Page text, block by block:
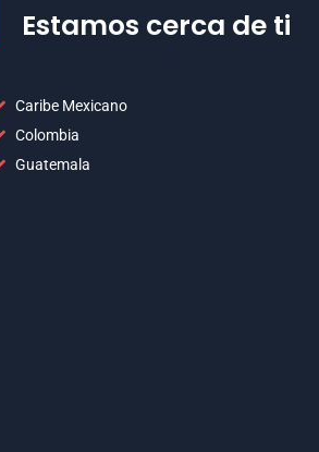
Estamos cerca de ti
Caribe Mexicano
Colombia
Guatemala